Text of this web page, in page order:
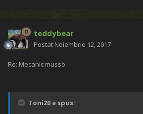
teddybear
Postat Noiembrie 12, 2017
Re: Mecanic musso
Toni20 a spus: